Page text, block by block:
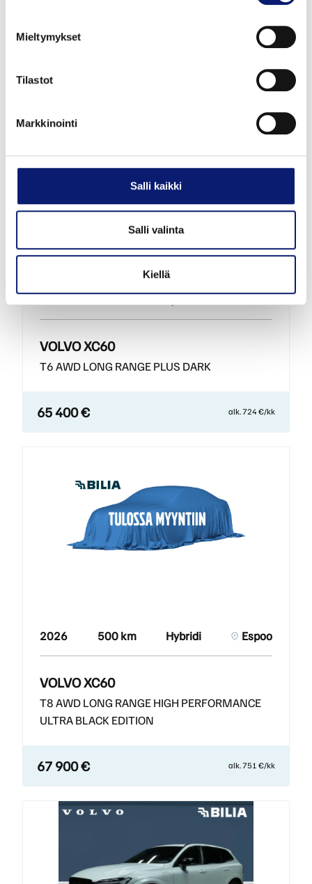
Mieltymykset
Tilastot
Markkinointi
Salli kaikki
Salli valinta
Kiellä
T6 AWD LONG RANGE PLUS BRIGHT
63 900 € alk. 708 €/kk
Esittelyauto
2026 460 km Hybridi Vantaa
VOLVO XC60
T6 AWD LONG RANGE PLUS DARK
65 400 € alk. 724 €/kk
2026 500 km Hybridi Espoo
VOLVO XC60
T8 AWD LONG RANGE HIGH PERFORMANCE
ULTRA BLACK EDITION
67 900 € alk. 751 €/kk